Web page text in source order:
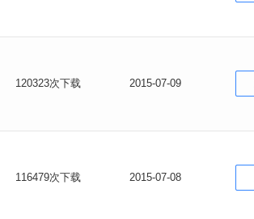
120323次下载 2015-07-09
116479次下载 2015-07-08